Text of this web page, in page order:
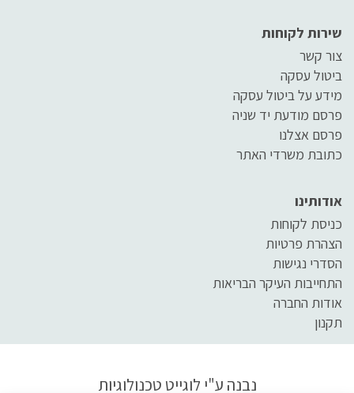
שירות לקוחות
צור קשר
ביטול עסקה
מידע על ביטול עסקה
פרסם מודעת יד שניה
פרסם אצלנו
כתובת משרדי האתר
אודותינו
כניסת לקוחות
הצהרת פרטיות
הסדרי נגישות
התחייבות העיקר הבריאות
אודות החברה
תקנון
נבנה ע"י לוגייט טכנולוגיות